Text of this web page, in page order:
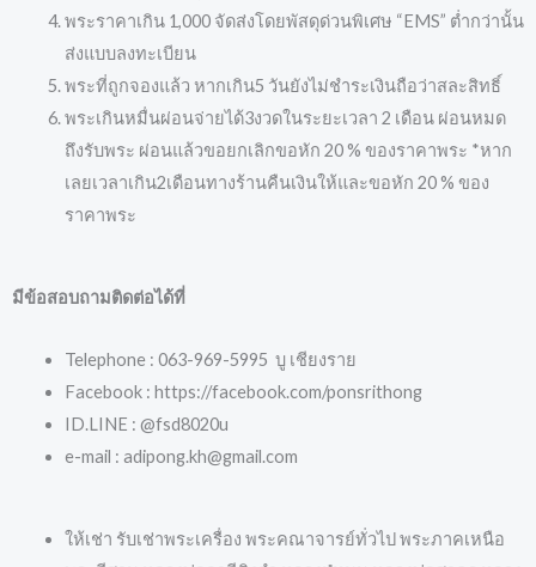
พระราคาเกิน 1,000 จัดส่งโดยพัสดุด่วนพิเศษ “EMS” ต่ำกว่านั้น
ส่งแบบลงทะเบียน
พระที่ถูกจองแล้ว หากเกิน5 วันยังไม่ชำระเงินถือว่าสละสิทธิ์
พระเกินหมื่นผ่อนจ่ายได้3งวดในระยะเวลา 2 เดือน ผ่อนหมด
ถึงรับพระ ผ่อนแล้วขอยกเลิกขอหัก 20 % ของราคาพระ *หาก
เลยเวลาเกิน2เดือนทางร้านคืนเงินให้และขอหัก 20 % ของ
ราคาพระ
มีข้อสอบถามติดต่อได้ที่
Telephone : 063-969-5995 บู เชียงราย
Facebook : https://facebook.com/ponsrithong
ID.LINE : @fsd8020u
e-mail : adipong.kh@gmail.com
ให้เช่า รับเช่าพระเครื่อง พระคณาจารย์ทั่วไป พระภาคเหนือ